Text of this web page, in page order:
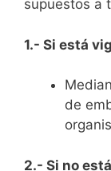
supuestos a
1.- Si está
de
2.- Si no